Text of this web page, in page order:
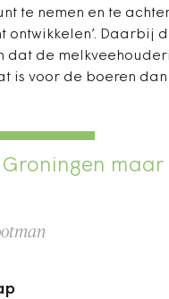
te nemen en te
ontwikkelen’. Daarbij
dat de
is voor de boeren
Groningen